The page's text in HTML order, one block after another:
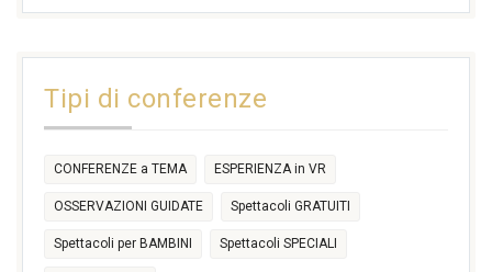
17:30
Tipi di conferenze
CONFERENZE a TEMA ESPERIENZA in VR
OSSERVAZIONI GUIDATE Spettacoli GRATUITI
Spettacoli per BAMBINI Spettacoli SPECIALI